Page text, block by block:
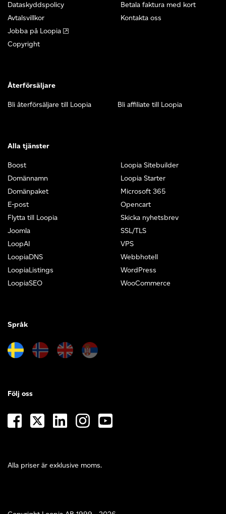
Dataskyddspolicy
Avtalsvillkor
Jobba på Loopia
Copyright
Betala faktura med kort
Kontakta oss
Återförsäljare
Bli återförsäljare till Loopia Bli affiliate till Loopia
Alla tjänster
Boost
Domännamn
Domänpaket
E-post
Flytta till Loopia
Joomla
LoopAI
LoopiaDNS
LoopiaListings
LoopiaSEO
Loopia Sitebuilder
Loopia Starter
Microsoft 365
Opencart
Skicka nyhetsbrev
SSL/TLS
VPS
Webbhotell
WordPress
WooCommerce
Språk
Alla priser är exklusive moms.
Följ oss